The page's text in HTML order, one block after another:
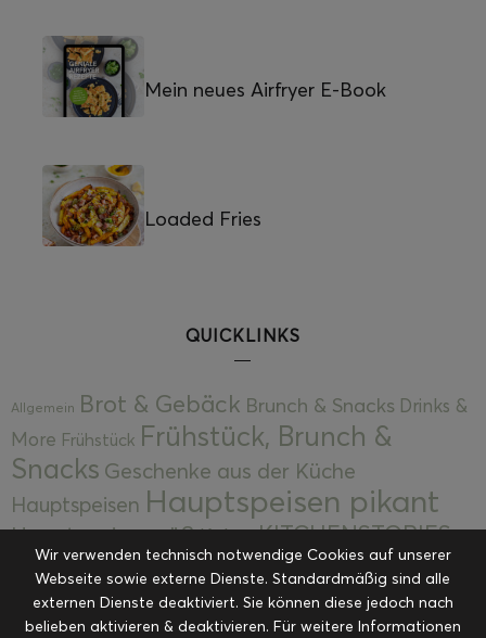
Mein neues Airfryer E-Book
Loaded Fries
QUICKLINKS
Allgemein Brot & Gebäck Brunch & Snacks Drinks &
More Frühstück Frühstück, Brunch &
Snacks Geschenke aus der Küche
Hauptspeisen Hauptspeisen pikant
Hauptspeisen süßKekseKITCHENSTORIES
Kuchen, Torten & Desserts Kuchen und
Desserts Kulinarik Kulinarische Mitbringsel &
Eingemachtes Ohne Kategorie Ostern Resteküche
Wir verwenden technisch notwendige Cookies auf unserer
Webseite sowie externe Dienste. Standardmäßig sind alle
externen Dienste deaktiviert. Sie können diese jedoch nach
belieben aktivieren & deaktivieren. Für weitere Informationen